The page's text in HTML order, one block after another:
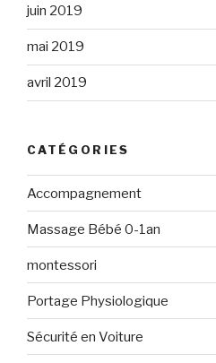
juin 2019
mai 2019
avril 2019
CATÉGORIES
Accompagnement
Massage Bébé 0-1an
montessori
Portage Physiologique
Sécurité en Voiture